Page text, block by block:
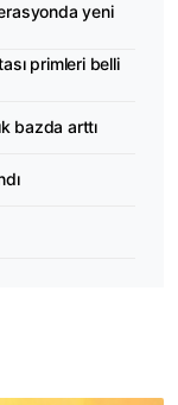
yeni
primleri belli
bazda arttı